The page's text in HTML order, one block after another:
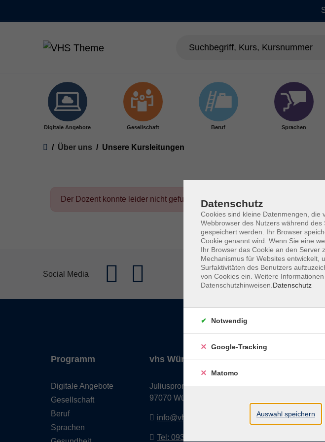
Digitale Angebote Gesellschaft Beruf Sprachen
You are here:
Über uns Unsere Kursleitungen
Der Dozent konnte leider nicht gefunden werden
Social Media Impressum AGBs
Programm
Digitale Angebote
Gesellschaft
Beruf
Sprachen
vhs Würzburg & Umgebung e. V.
Juliuspromenade 68
97070 Würzburg
info@vhs-wuerzburg.de
Tel: 0931 35593 0
Datenschutz
Cookies sind kleine Datenmengen, die
Webbrowser des Nutzers während
gespeichert werden. Ihr Browser
Cookie genannt wird. Wenn Sie eine
Ihr Browser das Cookie an den Server
Mechanismus für Websites entwickelt,
Surfaktivitäten des Benutzers
von Cookies ein. Weitere
Datenschutzhinweisen. Datenschutz
Notwendig
Google-Tracking
Matomo
Auswahl speichern